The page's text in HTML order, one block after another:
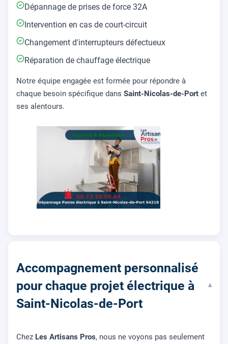
Dépannage de prises de force 32A
Intervention en cas de court-circuit
Changement d'interrupteurs défectueux
Réparation de chauffage électrique
Notre équipe engagée est formée pour répondre à
chaque besoin spécifique dans Saint-Nicolas-de-Port et
ses alentours.
Accompagnement personnalisé
pour chaque projet électrique à
Saint-Nicolas-de-Port
▾
Chez Les Artisans Pros, nous ne voyons pas seulement